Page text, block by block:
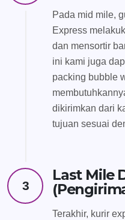
Pada mid mile,
Express
dan mensortir
ini kami juga
packing bubble
dikirimkan dari
tujuan sesuai
3
Last Mile
Terakhir, kurir